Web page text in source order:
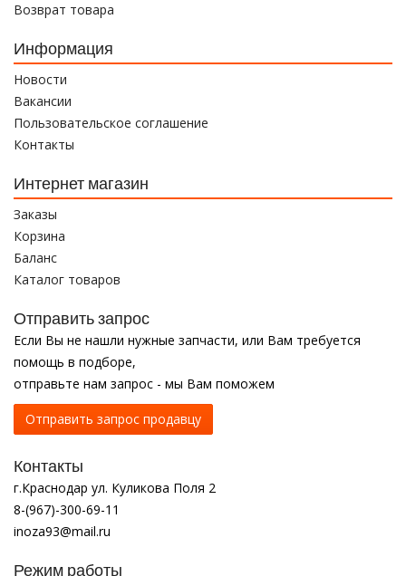
Возврат товара
Информация
Новости
Вакансии
Пользовательское соглашение
Контакты
Интернет магазин
Заказы
Корзина
Баланс
Каталог товаров
Отправить запрос
Если Вы не нашли нужные запчасти, или Вам требуется
помощь в подборе,
отправьте нам запрос - мы Вам поможем
Отправить запрос продавцу
Контакты
г.Краснодар ул. Куликова Поля 2
8-(967)-300-69-11
inoza93@mail.ru
Режим работы